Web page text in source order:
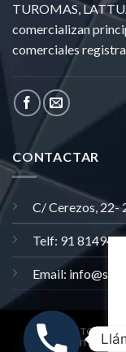
TUROMAS,
comercializan
comerciales
CONTACTAR
C/ Cerezos, 22-
Telf: 91
Email:
TODOS
POLITICA DE